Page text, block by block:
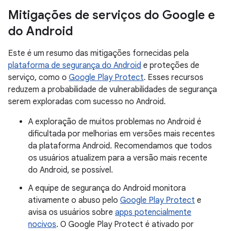
Mitigações de serviços do Google e
do Android
Este é um resumo das mitigações fornecidas pela
plataforma de segurança do Android e proteções de
serviço, como o Google Play Protect. Esses recursos
reduzem a probabilidade de vulnerabilidades de segurança
serem exploradas com sucesso no Android.
A exploração de muitos problemas no Android é
dificultada por melhorias em versões mais recentes
da plataforma Android. Recomendamos que todos
os usuários atualizem para a versão mais recente
do Android, se possível.
A equipe de segurança do Android monitora
ativamente o abuso pelo Google Play Protect e
avisa os usuários sobre apps potencialmente
nocivos. O Google Play Protect é ativado por